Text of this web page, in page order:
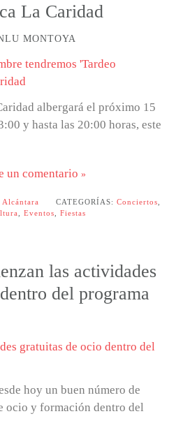
La Caridad
MONTOYA
albergará el próximo 15
y hasta las 20:00 horas, este
un comentario
Alcántara CATEGORÍAS: Conciertos
Eventos Fiestas
las actividades
del programa
hoy un buen número de
ocio y formación dentro del